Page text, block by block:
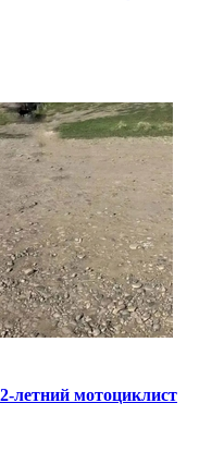
летний мотоциклист